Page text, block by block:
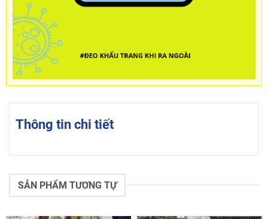
Thông tin chi tiết
SẢN PHẨM TƯƠNG TỰ